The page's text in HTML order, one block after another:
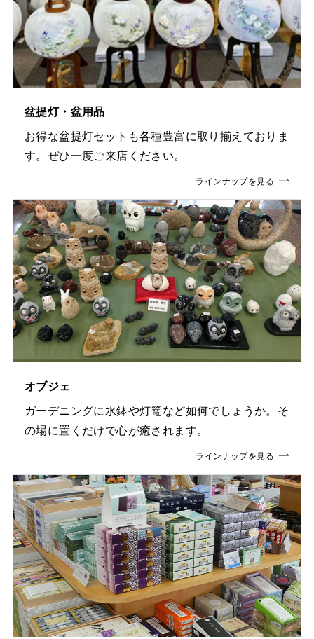
盆提灯・盆用品
お得な盆提灯セットも各種豊富に取り揃えておりま
す。ぜひ一度ご来店ください。
ラインナップを見る
オブジェ
ガーデニングに水鉢や灯篭など如何でしょうか。そ
の場に置くだけで心が癒されます。
ラインナップを見る